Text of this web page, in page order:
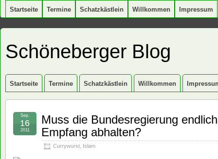
Startseite Termine Schatzkästlein Willkommen Impressum
Schöneberger Blog
Startseite Termine Schatzkästlein Willkommen
Muss die Bundesregierung
Empfang abhalten?
Currywurst Islam
Sep.
16
2011